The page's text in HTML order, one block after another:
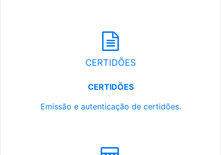
CERTIDÕES
CERTIDÕES
Emissão e autenticação de certidões.